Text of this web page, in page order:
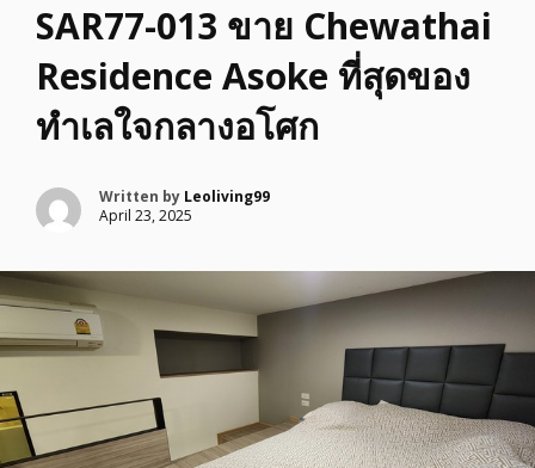
SAR77-013 ขาย Chewathai
Residence Asoke ที่สุดของ
ทำเลใจกลางอโศก
Written by Leoliving99
April 23, 2025